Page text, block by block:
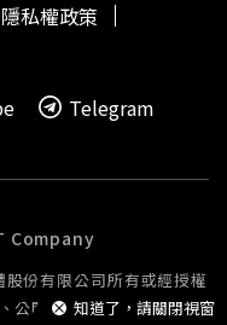
羅斯、歐盟、東亞都垮
，「美國人不夠操又在
」、「今天台灣需要
電稅後利潤，如果目
確實很可怕，很苦的生
知道了，請關閉視窗
隱私權政策
Telegram
Company
份有限公司所有或經授權
公開播送或公開傳輸。